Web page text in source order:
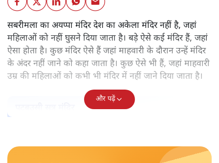
सबरीमला का अयप्पा मंदिर देश का अकेला मंदिर नहीं है, जहां
महिलाओं को नहीं घुसने दिया जाता है। बड़े ऐसे कई मंदिर हैं, जहां
ऐसा होता है। कुछ मंदिर ऐसे हैं जहां माहवारी के दौरान उन्हें मंदिर
के अंदर नहीं जाने को कहा जाता है। कुछ ऐसे भी हैं, जहां माहवारी
उम्र की महिलाओं को कभी भी मंदिर में नहीं जाने दिया जाता है।
और पढ़ें